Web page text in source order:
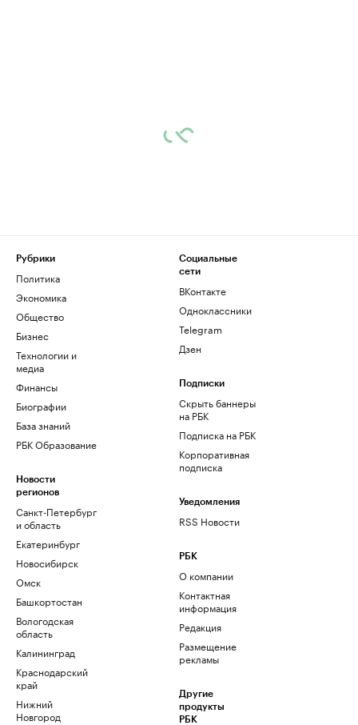
Рубрики
Политика
Экономика
Общество
Бизнес
Технологии и
медиа
Финансы
Биографии
База знаний
РБК Образование
Новости
регионов
Санкт-Петербург
и область
Екатеринбург
Новосибирск
Омск
Башкортостан
Вологодская
область
Калининград
Краснодарский
край
Нижний
Новгород
Социальные
сети
ВКонтакте
Одноклассники
Telegram
Дзен
Подписки
Скрыть баннеры
на РБК
Подписка на РБК
Корпоративная
подписка
Уведомления
RSS Новости
РБК
О компании
Контактная
информация
Редакция
Размещение
рекламы
Другие
продукты
РБК